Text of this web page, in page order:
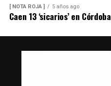
[ NOTA ROJA ] 5 años ago
Caen 13 ‘sicarios’ en Córdoba